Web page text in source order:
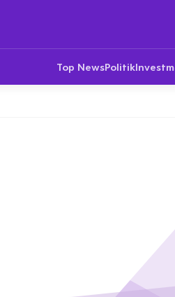
Top NewsPolitik